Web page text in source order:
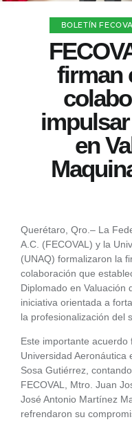
BOLETÍN
firman
en
Querétaro, Qro.– La
A.C. (FECOVAL) y la
(UNAQ) formalizaron la
colaboración que
Diplomado en Valuación
iniciativa orientada a
la profesionalización del
Este importante
Universidad Aeronáutica
Sosa Gutiérrez,
FECOVAL, Mtro. Juan
José Antonio Martínez
refrendaron su